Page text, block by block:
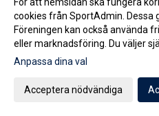
Virtuellt inträde 2020
NYHET! Digitala Bingolotter!
Kansliet Påskstängt
Uppdatering gällande träningar och
Påskbingo!
cookies från SportAdmin. Dessa
Föreningen kan också använda
eller marknadsföring. Du väljer
Anpassa dina val
Acceptera nödvändiga